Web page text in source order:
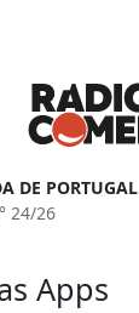
DE PORTUGAL
24/26
Apps